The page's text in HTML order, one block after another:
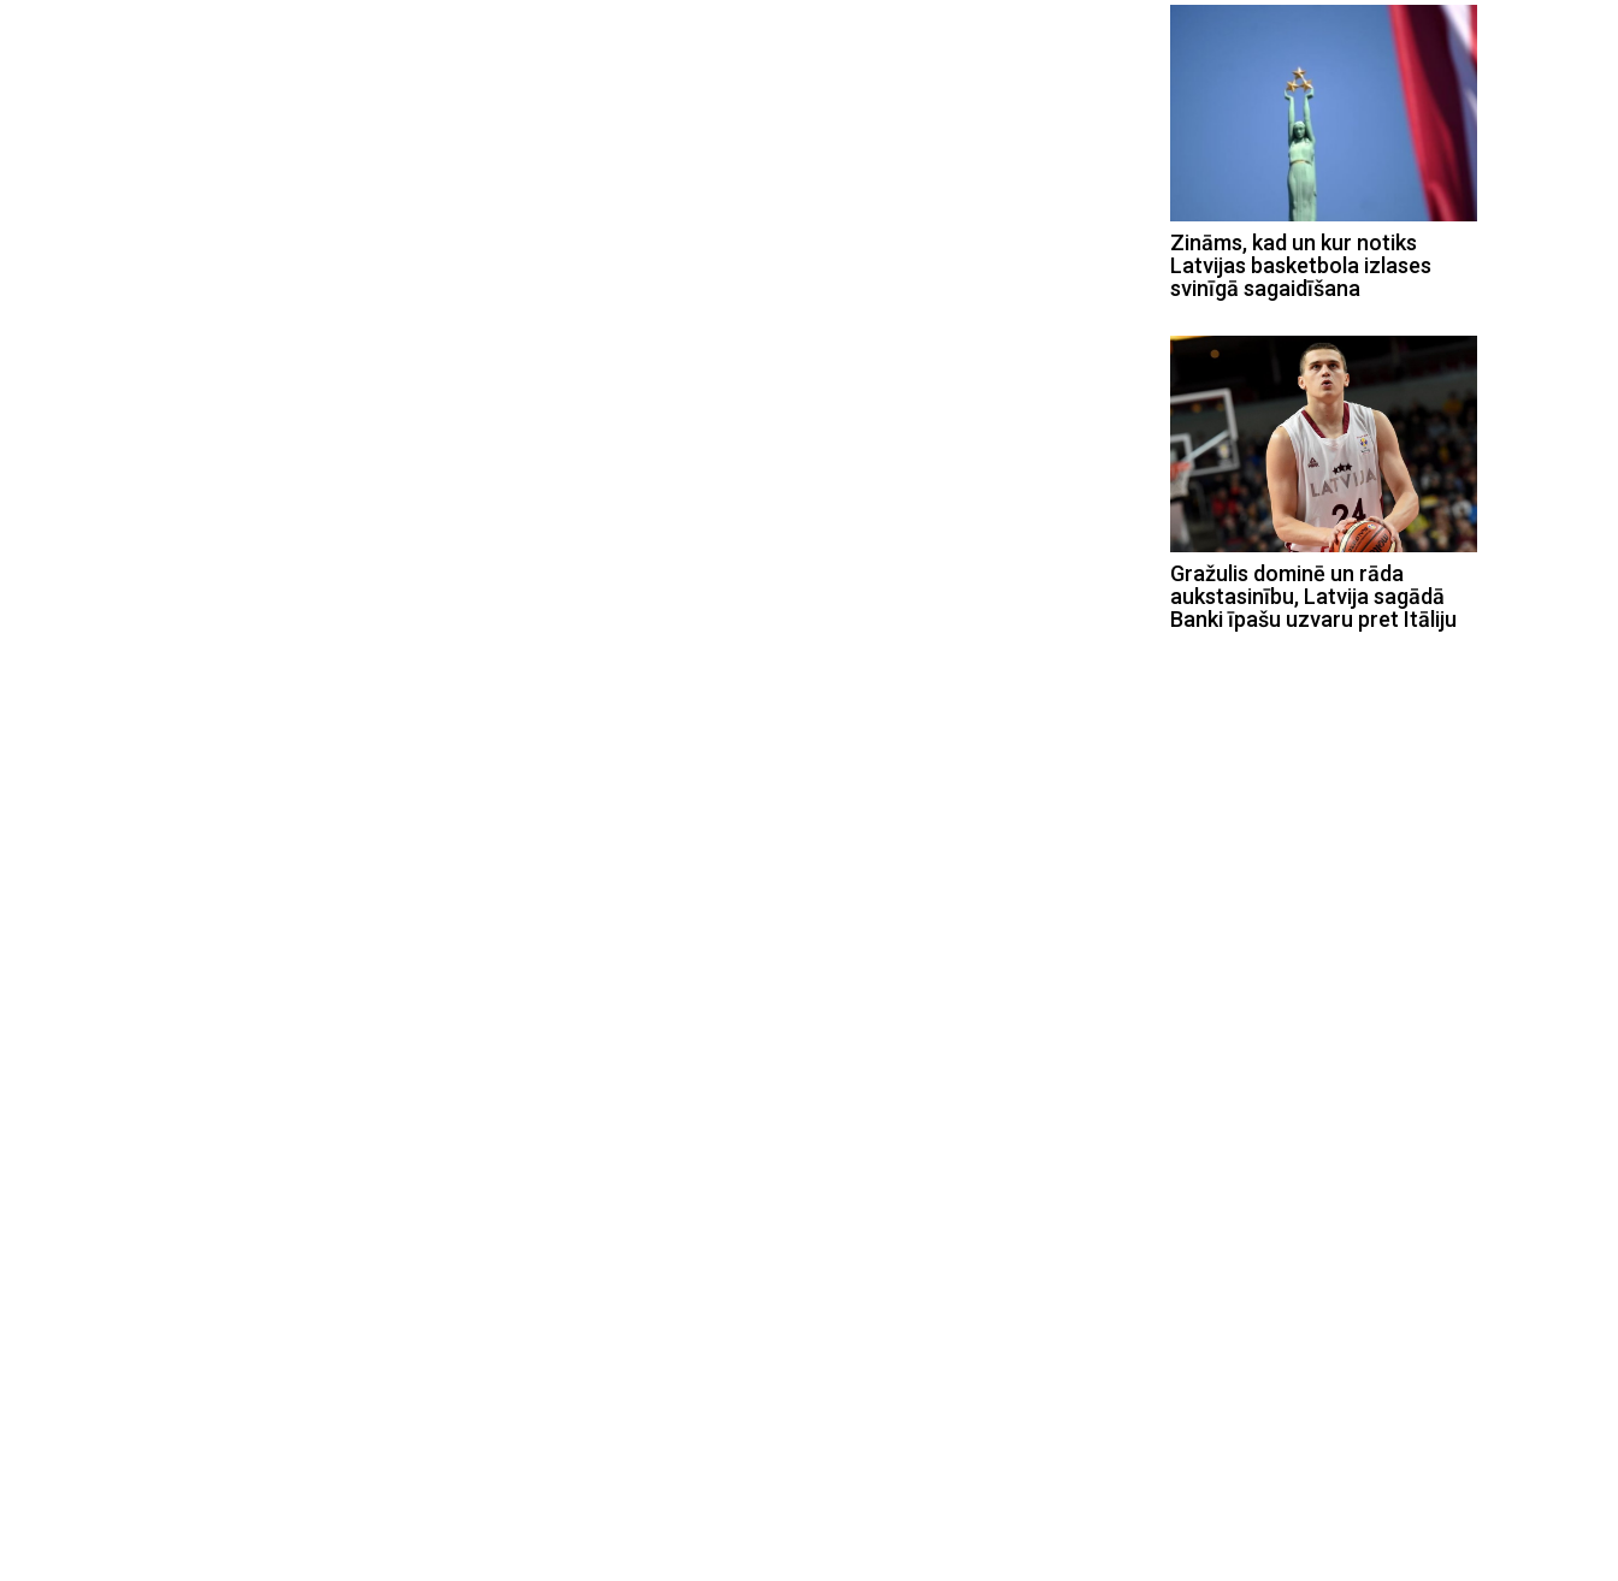
Zināms, kad un kur notiks
Latvijas basketbola izlases
svinīgā sagaidīšana
Gražulis dominē un rāda
aukstasinību, Latvija sagādā
Banki īpašu uzvaru pret Itāliju